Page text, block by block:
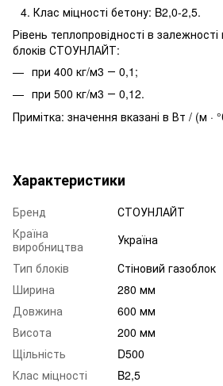
Клас міцності бетону: B2,0-2,5.
Рівень теплопровідності в залежності
блоків СТОУНЛАЙТ:
при 400 кг/м3 ― 0,1;
при 500 кг/м3 ― 0,12.
Примітка: значення вказані в Вт / (м ·
Характеристики
Бренд
СТОУНЛАЙТ
Країна
виробництва
Україна
Тип блоків
Стіновий газоблок
Ширина
280 мм
Довжина
600 мм
Висота
200 мм
Щільність
D500
Клас міцності
B2,5